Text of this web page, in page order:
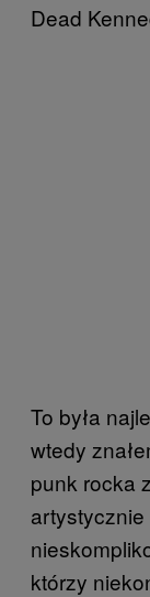
Dead
To była
wtedy
punk rocka
którzy